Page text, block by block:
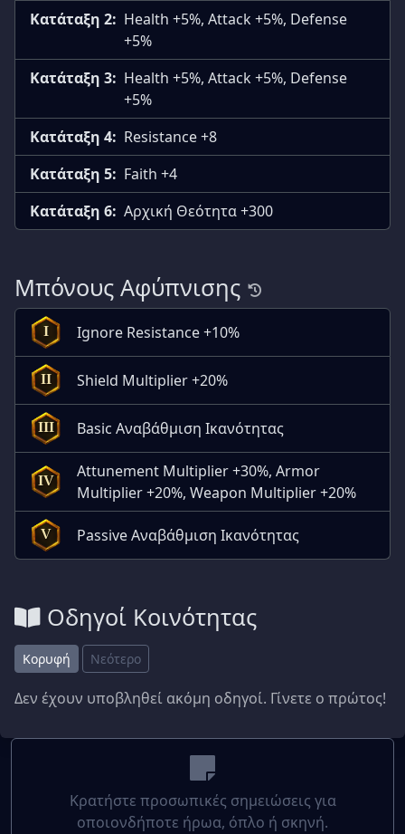
Κατάταξη 2: Health +5%, Attack +5%, Defense
+5%
Κατάταξη 3: Health +5%, Attack +5%, Defense
+5%
Κατάταξη 4: Resistance +8
Κατάταξη 5: Faith +4
Κατάταξη 6: Αρχική Θεότητα +300
Μπόνους Αφύπνισης
I Ignore Resistance +10%
II Shield Multiplier +20%
III Basic Αναβάθμιση Ικανότητας
IV
Attunement Multiplier +30%, Armor
Multiplier +20%, Weapon Multiplier +20%
V Passive Αναβάθμιση Ικανότητας
Οδηγοί Κοινότητας
Κορυφή Νεότερο
Δεν έχουν υποβληθεί ακόμη οδηγοί. Γίνετε ο πρώτος!
Κρατήστε προσωπικές σημειώσεις για
οποιονδήποτε ήρωα, όπλο ή σκηνή.